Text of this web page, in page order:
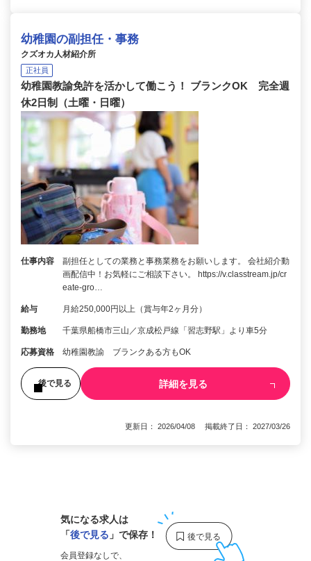
幼稚園の副担任・事務
クズオカ人材紹介所
正社員
幼稚園教諭免許を活かして働こう！ ブランクOK 完全週
休2日制（土曜・日曜）
仕事内容
副担任としての業務と事務業務をお願いします。 会社紹介動
画配信中！お気軽にご相談下さい。 https://v.classtream.jp/cr
eate-gro…
給与 月給250,000円以上（賞与年2ヶ月分）
勤務地 千葉県船橋市三山／京成松戸線「習志野駅」より車5分
応募資格 幼稚園教諭 ブランクある方もOK
後で見る 詳細を見る
更新日： 2026/04/08 掲載終了日： 2027/03/26
気になる求人は
「後で見る 」で保存！
会員登録なしで、